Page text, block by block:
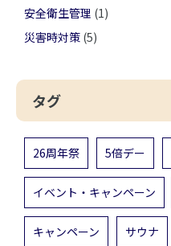
安全衛生管理 (1)
災害時対策 (5)
タグ
26周年祭 5倍デー
イベント・キャンペーン
キャンペーン サウナ